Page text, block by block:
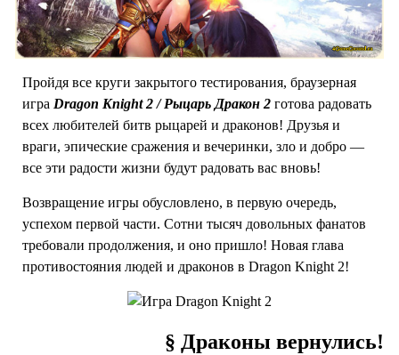
Пройдя все круги закрытого тестирования, браузерная
игра Dragon Knight 2 / Рыцарь Дракон 2готова радовать
всех любителей битв рыцарей и драконов! Друзья и
враги, эпические сражения и вечеринки, зло и добро —
все эти радости жизни будут радовать вас вновь!
Возвращение игры обусловлено, в первую очередь,
успехом первой части. Сотни тысяч довольных фанатов
требовали продолжения, и оно пришло! Новая глава
противостояния людей и драконов в Dragon Knight 2!
§ Драконы вернулись!